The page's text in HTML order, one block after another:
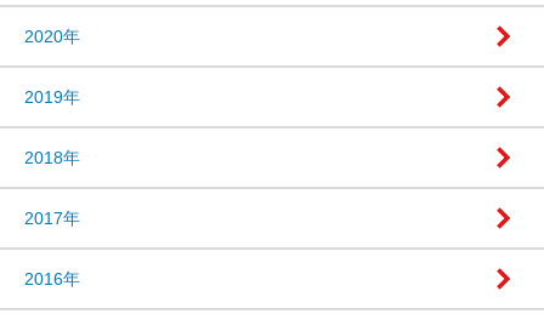
2020年
2019年
2018年
2017年
2016年